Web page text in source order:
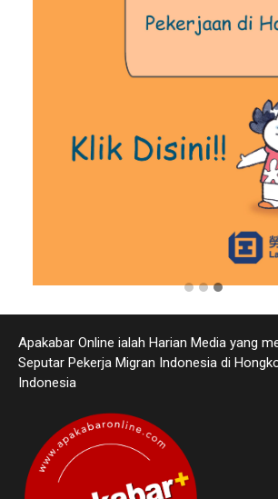
Apakabar Online ialah Harian Media yang
Seputar Pekerja Migran Indonesia di
Indonesia